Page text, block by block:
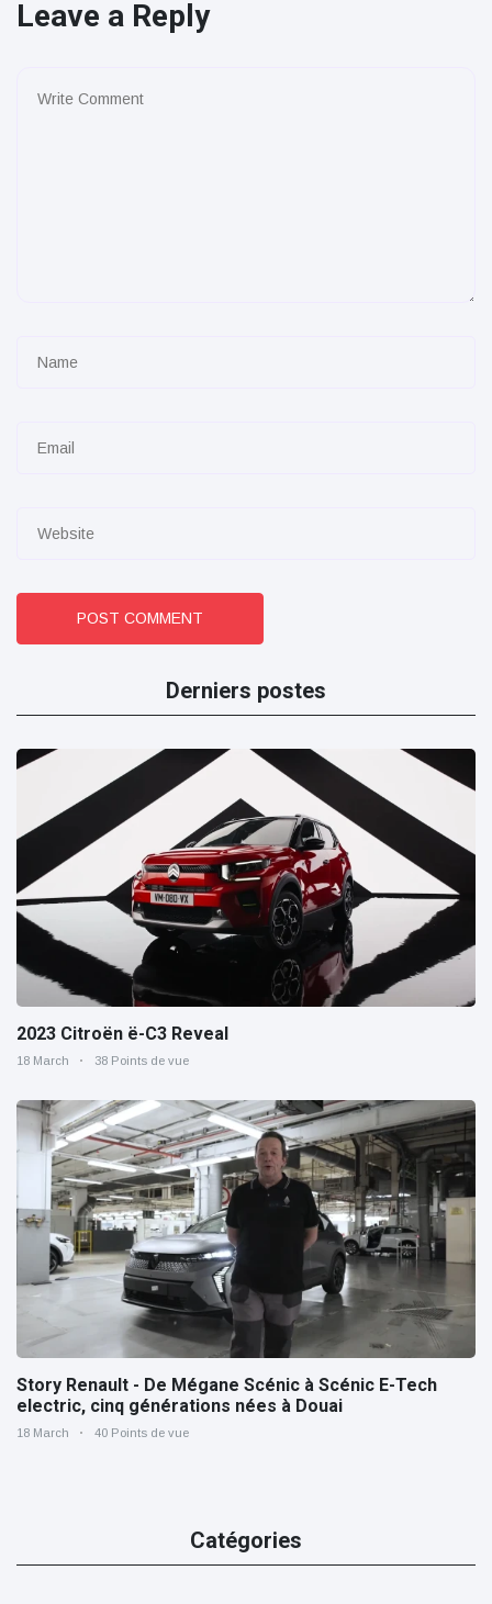
Leave a Reply
POST COMMENT
Derniers postes
2023 Citroën ë-C3 Reveal
18 March 38 Points de vue
Story Renault - De Mégane Scénic à Scénic E-Tech
electric, cinq générations nées à Douai
18 March 40 Points de vue
Catégories